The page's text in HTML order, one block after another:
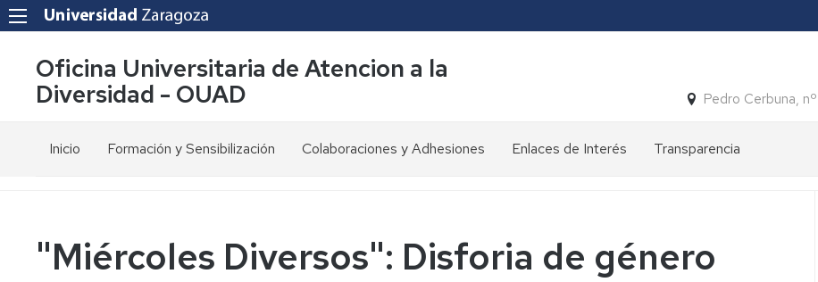
Oficina Universitaria de Atencion a la
Diversidad - OUAD
Pedro Cerbuna,
Inicio
Compromisos
de
Formación y Sensibilización
Accesibilidad
Colaboraciones y Adhesiones
RUD
Enlaces de Interés Transparencia
Zangalleta
"Miércoles Diversos": Disforia de género